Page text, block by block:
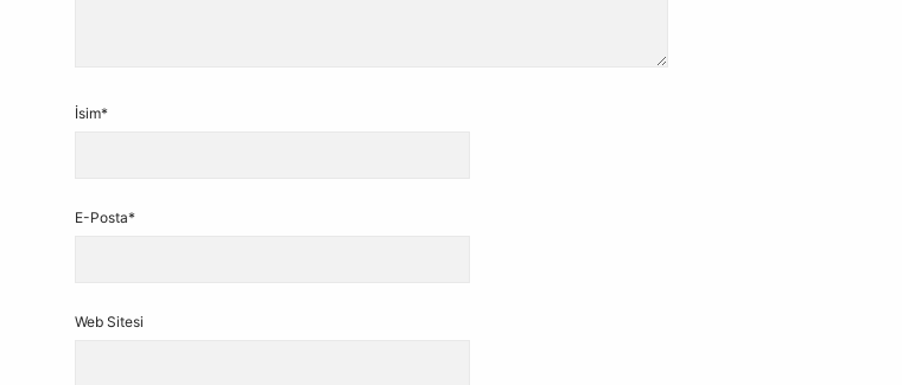
İsim*
E-Posta*
Web Sitesi